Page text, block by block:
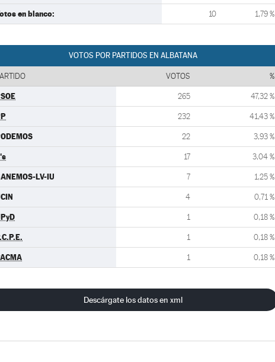
en blanco: 10 1,79 %
VOTOS POR PARTIDOS EN ALBATANA
VOTOS %
265 47,32 %
232 41,43 %
22 3,93 %
17 3,04 %
LV-IU 7 1,25 %
4 0,71 %
1 0,18 %
1 0,18 %
1 0,18 %
Descárgate los datos en xml